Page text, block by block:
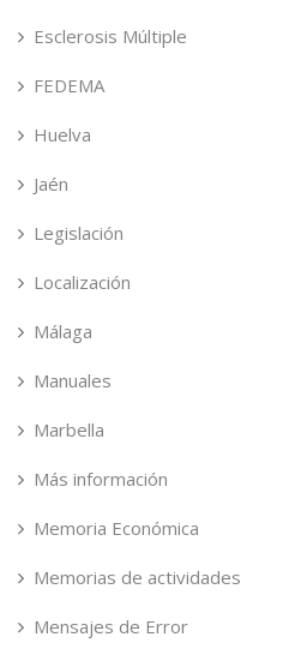
Esclerosis Múltiple
FEDEMA
Huelva
Jaén
Legislación
Localización
Málaga
Manuales
Marbella
Más información
Memoria Económica
Memorias de actividades
Mensajes de Error